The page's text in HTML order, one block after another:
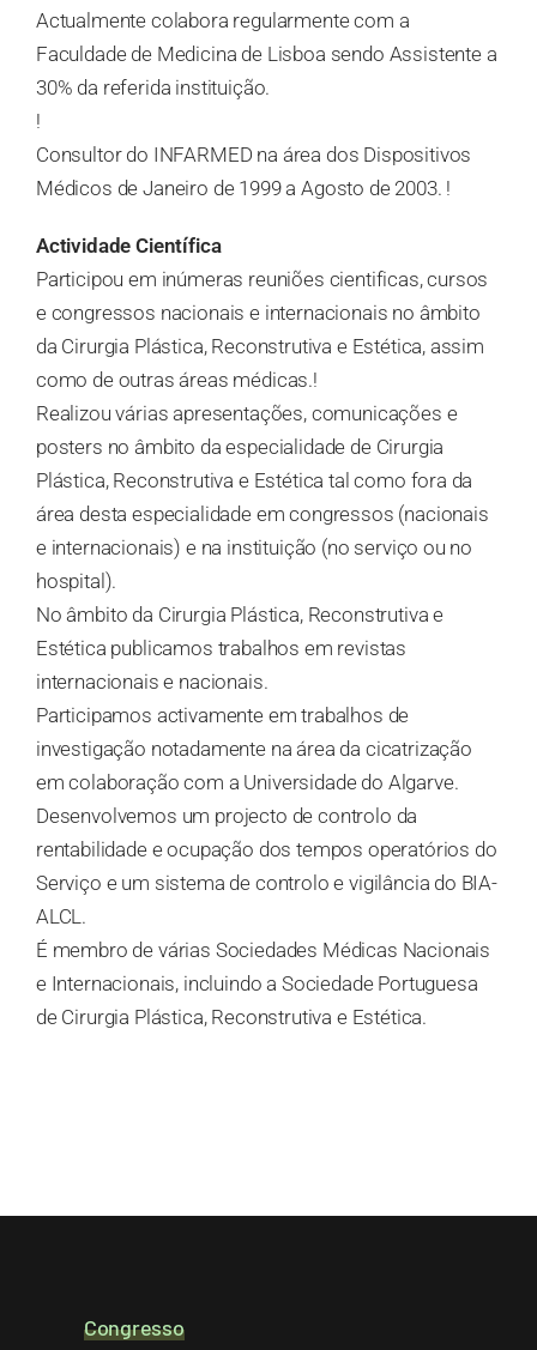
Actualmente colabora regularmente com a
Faculdade de Medicina de Lisboa sendo Assistente a
30% da referida instituição.
!
Consultor do INFARMED na área dos Dispositivos
Médicos de Janeiro de 1999 a Agosto de 2003. !
Actividade Científica
Participou em inúmeras reuniões cientificas, cursos
e congressos nacionais e internacionais no âmbito
da Cirurgia Plástica, Reconstrutiva e Estética, assim
como de outras áreas médicas.!
Realizou várias apresentações, comunicações e
posters no âmbito da especialidade de Cirurgia
Plástica, Reconstrutiva e Estética tal como fora da
área desta especialidade em congressos (nacionais
e internacionais) e na instituição (no serviço ou no
hospital).
No âmbito da Cirurgia Plástica, Reconstrutiva e
Estética publicamos trabalhos em revistas
internacionais e nacionais.
Participamos activamente em trabalhos de
investigação notadamente na área da cicatrização
em colaboração com a Universidade do Algarve.
Desenvolvemos um projecto de controlo da
rentabilidade e ocupação dos tempos operatórios do
Serviço e um sistema de controlo e vigilância do BIA-
ALCL.
É membro de várias Sociedades Médicas Nacionais
e Internacionais, incluindo a Sociedade Portuguesa
de Cirurgia Plástica, Reconstrutiva e Estética.
Congresso